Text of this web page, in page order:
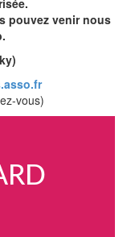
pouvez venir nous
vous)